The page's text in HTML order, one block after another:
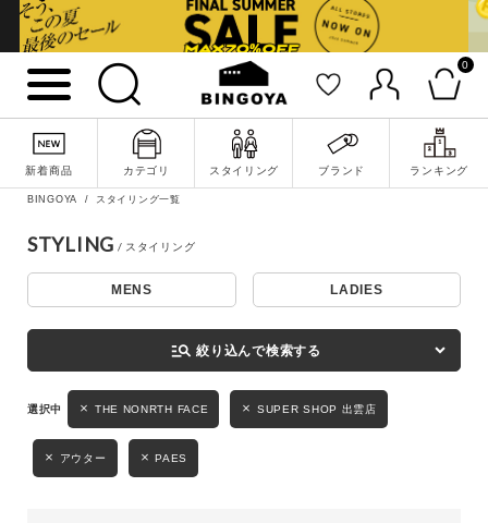
0
新着商品 カテゴリ スタイリング ブランド ランキング
詳細検索
キーワード
性別
MENS LADIES KIDS
BINGOYA スタイリング一覧
STYLING
MENS LADIES
manage_search 絞り込んで検索する
THE NONRTH FACE SUPER SHOP 出雲店
アウター PAES